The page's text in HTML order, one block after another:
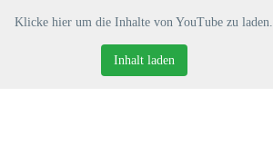
Klicke hier um die Inhalte von YouTube zu laden.
Inhalt laden